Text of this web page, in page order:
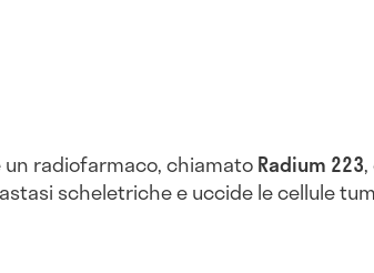
un radiofarmaco, chiamatoRadium 223
scheletriche e uccide le cellule